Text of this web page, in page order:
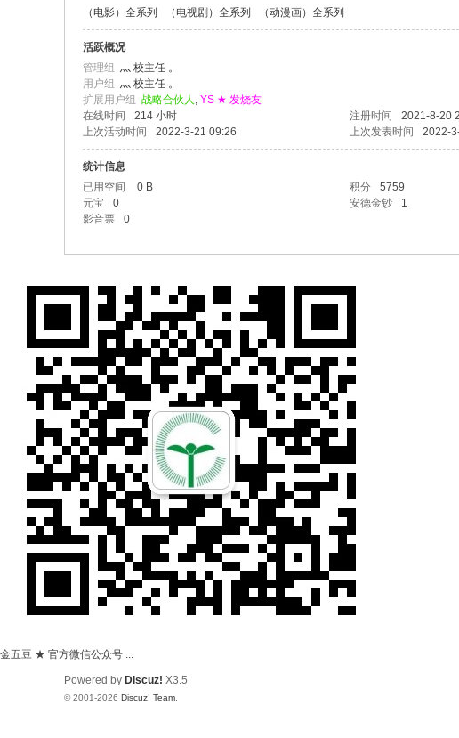
（电影）全系列
（电视剧）全系列 （动漫画）全系列
活跃概况
管理组 灬 校主任 。
用户组 灬 校主任 。
扩展用户组 战略合伙人 , YS ★ 发烧友
在线时间
214 小时 注册时间 2021-8-20
上次活动时间
2022-3-21 09:26 上次发表时间 2022-
统计信息
已用空间
0 B 积分 5759
元宝
0 安德金钞 1
影音票
0
金五豆 ★ 官方微信公众号 ...
Powered by Discuz! X3.5
© 2001-2026 Discuz! Team